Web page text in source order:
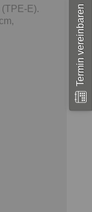
E).
Termin vereinbaren